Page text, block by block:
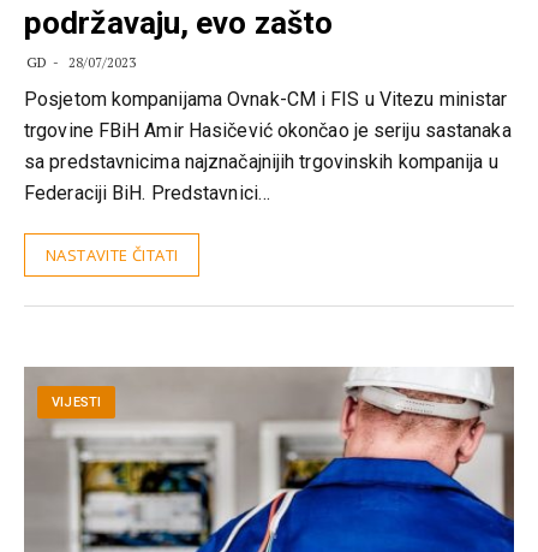
podržavaju, evo zašto
GD 28/07/2023
Posjetom kompanijama Ovnak-CM i FIS u Vitezu ministar
trgovine FBiH Amir Hasičević okončao je seriju sastanaka
sa predstavnicima najznačajnijih trgovinskih kompanija u
Federaciji BiH. Predstavnici…
NASTAVITE ČITATI
VIJESTI